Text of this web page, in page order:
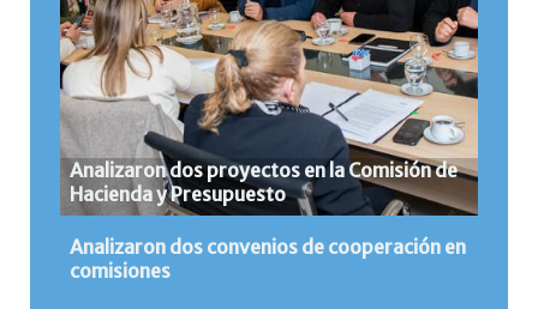
Analizaron dos proyectos en la Comisión de
Hacienda y Presupuesto
Analizaron dos convenios de cooperación en
comisiones